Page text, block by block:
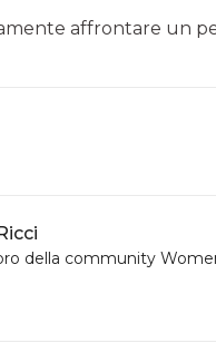
affrontare un
della community